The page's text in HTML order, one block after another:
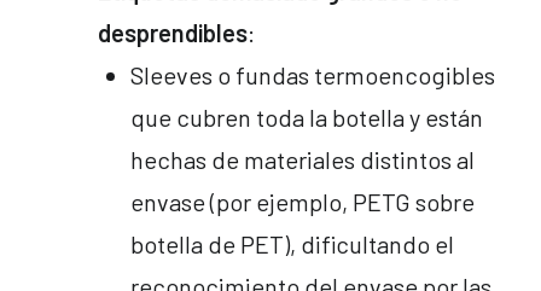
desprendibles:
Sleeves o fundas termoencogibles
que cubren toda la botella y están
hechas de materiales distintos al
envase (por ejemplo, PETG sobre
botella de PET), dificultando el